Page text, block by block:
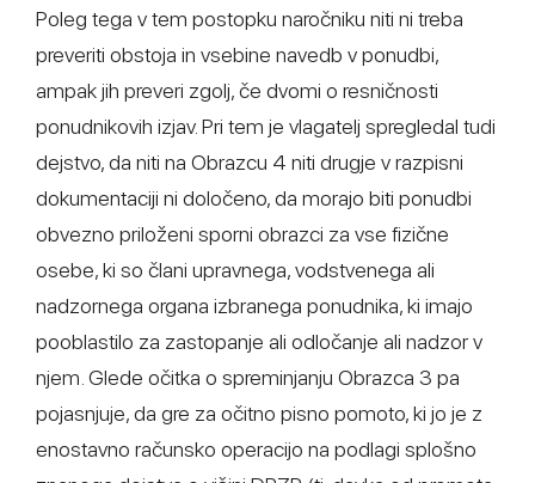
Poleg tega v tem postopku naročniku niti ni treba
preveriti obstoja in vsebine navedb v ponudbi,
ampak jih preveri zgolj, če dvomi o resničnosti
ponudnikovih izjav. Pri tem je vlagatelj spregledal tudi
dejstvo, da niti na Obrazcu 4 niti drugje v razpisni
dokumentaciji ni določeno, da morajo biti ponudbi
obvezno priloženi sporni obrazci za vse fizične
osebe, ki so člani upravnega, vodstvenega ali
nadzornega organa izbranega ponudnika, ki imajo
pooblastilo za zastopanje ali odločanje ali nadzor v
njem. Glede očitka o spreminjanju Obrazca 3 pa
pojasnjuje, da gre za očitno pisno pomoto, ki jo je z
enostavno računsko operacijo na podlagi splošno